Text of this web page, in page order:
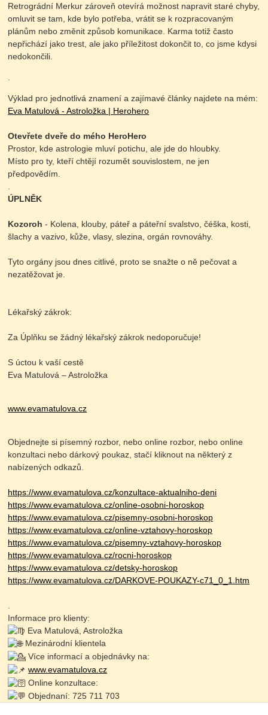
Retrográdní Merkur zároveň otevírá možnost napravit staré chyby,
omluvit se tam, kde bylo potřeba, vrátit se k rozpracovaným
plánům nebo změnit způsob komunikace. Karma totiž často
nepřichází jako trest, ale jako příležitost dokončit to, co jsme kdysi
nedokončili.
Výklad pro jednotlivá znamení a zajímavé články najdete na mém:
Eva Matulová - Astroložka | Herohero
Otevřete dveře do mého HeroHero
Prostor, kde astrologie mluví potichu, ale jde do hloubky.
Místo pro ty, kteří chtějí rozumět souvislostem, ne jen
předpovědím.
ÚPLNĚK
Kozoroh - Kolena, klouby, páteř a páteřní svalstvo, čéška, kosti,
šlachy a vazivo, kůže, vlasy, slezina, orgán rovnováhy.
Tyto orgány jsou dnes citlivé, proto se snažte o ně pečovat a
nezatěžovat je.
Lékařský zákrok:
Za Úplňku se žádný lékařský zákrok nedoporučuje!
S úctou k vaší cestě
Eva Matulová – Astroložka
www.evamatulova.cz
Objednejte si písemný rozbor, nebo online rozbor, nebo online
konzultaci nebo dárkový poukaz, stačí kliknout na některý z
nabízených odkazů.
https://www.evamatulova.cz/konzultace-aktualniho-deni
https://www.evamatulova.cz/online-osobni-horoskop
https://www.evamatulova.cz/pisemny-osobni-horoskop
https://www.evamatulova.cz/online-vztahovy-horoskop
https://www.evamatulova.cz/pisemny-vztahovy-horoskop
https://www.evamatulova.cz/rocni-horoskop
https://www.evamatulova.cz/detsky-horoskop
https://www.evamatulova.cz/DARKOVE-POUKAZY-c71_0_1.htm
Informace pro klienty:
Eva Matulová, Astroložka
Mezinárodní klientela
Více informací a objednávky na:
www.evamatulova.cz
Online konzultace:
Objednaní: 725 711 703